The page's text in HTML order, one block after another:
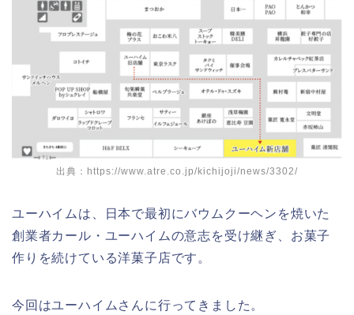
出典： https://www.atre.co.jp/kichijoji/news/3302/
ユーハイムは、日本で最初にバウムクーヘンを焼いた
創業者カール・ユーハイムの意志を受け継ぎ、お菓子
作りを続けている洋菓子店です。
今回はユーハイムさんに行ってきました。